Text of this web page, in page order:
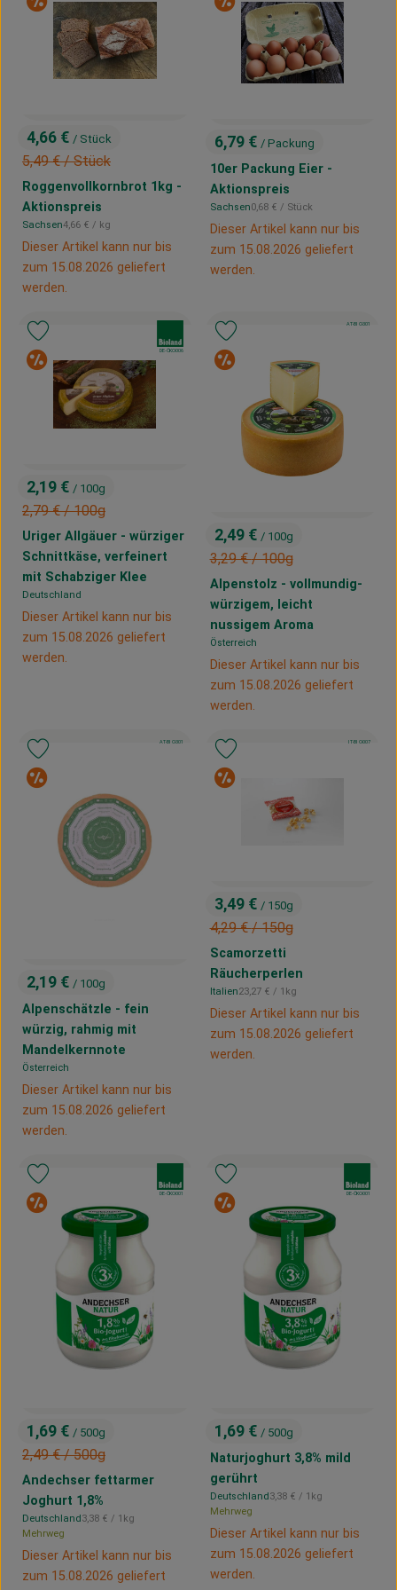
Kühltheke
Vorratskammer
Haus, Garten & Co.
Über uns
Lieferservice
Neues vom Hof
, Preis:
4,66 € / Stück
, Alter Preis:
5,49 €/ Stück
Roggenvollkornbrot 1kg -
Aktionspreis
, Herkunft:
Sachsen, Referenzpreis:
4,66 € / kg
Dieser Artikel kann nur bis
zum 15.08.2026 geliefert
werden.
, Preis:
6,79 € / Packung
10er Packung Eier -
Aktionspreis
, Herkunft:
Sachsen, Referenzpreis:
0,68 € / Stück
Dieser Artikel kann nur bis
zum 15.08.2026 geliefert
werden.
, Preis:
2,19 € / 100g
, Alter Preis:
2,79 €/ 100g
Uriger Allgäuer - würziger
Schnittkäse, verfeinert
mit Schabziger Klee
, Herkunft:
Deutschland
Dieser Artikel kann nur bis
zum 15.08.2026 geliefert
werden.
, Kontrollstelle:
DE-ÖKO-006
Sonderangebot
Produkt zu Favouriten hinzufügen
, Preis:
2,49 € / 100g
, Alter Preis:
3,29 €/ 100g
Alpenstolz - vollmundig-
würzigem, leicht
nussigem Aroma
, Herkunft:
Österreich
Dieser Artikel kann nur bis
zum 15.08.2026 geliefert
werden.
, Verband:
, Kontrollstelle:
AT-BIO-301
Sonderangebot
, Preis:
2,19 € / 100g
Alpenschätzle - fein
würzig, rahmig mit
Mandelkernnote
, Herkunft:
Österreich
Dieser Artikel kann nur bis
zum 15.08.2026 geliefert
werden.
, Verband:
, Kontrollstelle:
AT-BIO-301
Sonderangebot
, Preis:
3,49 € / 150g
, Alter Preis:
4,29 €/ 150g
Scamorzetti
Räucherperlen
, Herkunft:
Italien, Referenzpreis:
23,27 € / 1kg
Dieser Artikel kann nur bis
zum 15.08.2026 geliefert
werden.
, Verband:
, Kontrollstelle:
IT-BIO-007
Sonderangebot
, Preis:
1,69 € / 500g
, Alter Preis:
2,49 €/ 500g
Andechser fettarmer
Joghurt 1,8%
, Herkunft:
Deutschland, Referenzpreis:
3,38 € / 1kg
Mehrweg
Dieser Artikel kann nur bis
zum 15.08.2026 geliefert
, Kontrollstelle:
DE-ÖKO-001
Sonderangebot
Produkt zu Favouriten hinzufügen
, Preis:
1,69 € / 500g
Naturjoghurt 3,8% mild
gerührt
, Herkunft:
Deutschland, Referenzpreis:
3,38 € / 1kg
Mehrweg
Dieser Artikel kann nur bis
zum 15.08.2026 geliefert
werden.
, Kontrollstelle:
DE-ÖKO-001
Sonderangebot
Produkt zu Favouriten hinzufügen